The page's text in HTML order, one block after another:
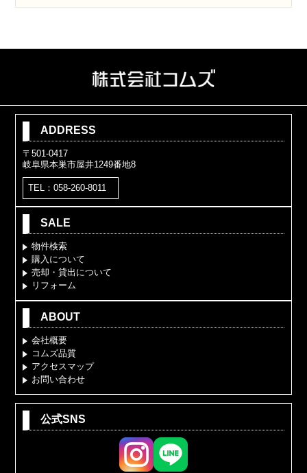
ADDRESS
〒501-0417
岐阜県本巣市屋井1249番地8
TEL：058-260-8011
SALE
物件検索
購入について
売却・貸出について
リフォーム
ABOUT
会社概要
コムズ品質
アクセスマップ
お問い合わせ
公式SNS